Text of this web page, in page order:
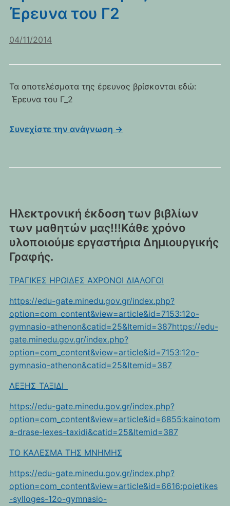
Ηλεκτρονική έκδοση των βιβλίων
των μαθητών μας!!!Κάθε χρόνο
υλοποιούμε εργαστήρια Δημιουργικής
Γραφής.
ΤΡΑΓΙΚΕΣ ΗΡΩΙΔΕΣ ΑΧΡΟΝΟΙ ΔΙΑΛΟΓΟΙ
https://edu-gate.minedu.gov.gr/index.php?
option=com_content&view=article&id=7153:12o-
gymnasio-athenon&catid=25&Itemid=387https://edu-
gate.minedu.gov.gr/index.php?
option=com_content&view=article&id=7153:12o-
gymnasio-athenon&catid=25&Itemid=387
ΛΕΞΗΣ_ΤΑΞΙΔΙ_
https://edu-gate.minedu.gov.gr/index.php?
option=com_content&view=article&id=6855:kainotom
a-drase-lexes-taxidi&catid=25&Itemid=387
TO KAΛEΣΜΑ ΤΗΣ ΜΝΗΜΗΣ
https://edu-gate.minedu.gov.gr/index.php?
option=com_content&view=article&id=6616:poietikes
-sylloges-12o-gymnasio-
Έρευνα του Γ2
04/11/2014
Τα αποτελέσματα της έρευνας βρίσκονται εδώ:
Έρευνα του Γ_2
Συνεχίστε την ανάγνωση →